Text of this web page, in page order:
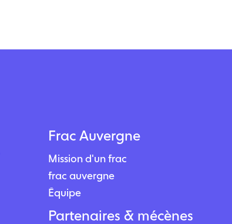
Frac Auvergne
Mission d'un frac
frac auvergne
Équipe
Partenaires & mécènes